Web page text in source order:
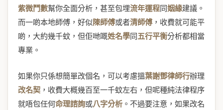
紫微鬥數幫你全面分析，甚至包埋流年運程同姻緣建議。
而一啲本地師傅，好似陳師傅或者清師傅，收費就可能平
啲，大約幾千蚊，但佢哋嘅姓名學同五行平衡分析都相當
專業。
如果你只係想簡單改個名，可以考慮搵葉謝鄧律師行辦理
改名契 ，收費大概幾百至一千蚊左右，但呢種純法律程序
就唔包任何命理諮詢或八字分析 。不過要注意，如果改名